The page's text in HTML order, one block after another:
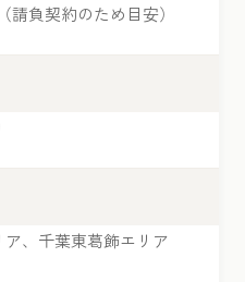
請負契約のため目安）
、千葉東葛飾エリア